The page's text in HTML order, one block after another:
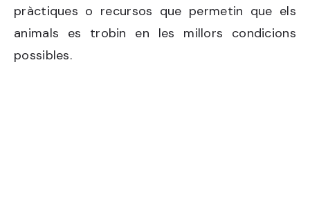
pràctiques o recursos que permetin que els
animals es trobin en les millors condicions
possibles.